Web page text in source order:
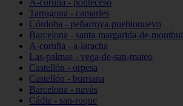
A-coruña - ponteceso
Tarragona - camarles
Córdoba - peñarroya-pueblonuevo
Barcelona - santa-margarida-de-montbui
A-coruña - a-laracha
Las-palmas - vega-de-san-mateo
Castellón - orpesa
Castellón - burriana
Barcelona - navàs
Cádiz - san-roque